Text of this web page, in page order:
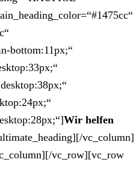
bottom:11px;“
Wir helfen
vc_column]
vc_row][vc_row